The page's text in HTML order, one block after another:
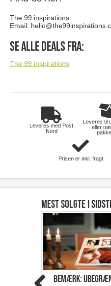
The 99 inspirations
Email:
Se alle deals fra:
The 99 inspirations
Leveres med Post
Nord
Leveres til
eller
Prisen er inkl. fragt
Mest solgte i
Bemærk: